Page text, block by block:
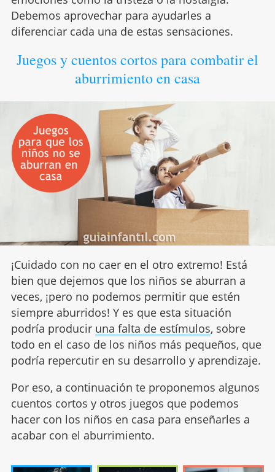
Debemos aprovechar para ayudarles a
diferenciar cada una de estas sensaciones.
Juegos y cuentos cortos para combatir el
aburrimiento en casa
¡Cuidado con no caer en el otro extremo! Está
bien que dejemos que los niños se aburran a
veces, ¡pero no podemos permitir que estén
siempre aburridos! Y es que esta situación
podría producir una falta de estímulos, sobre
todo en el caso de los niños más pequeños, que
podría repercutir en su desarrollo y aprendizaje.
Por eso, a continuación te proponemos algunos
cuentos cortos y otros juegos que podemos
hacer con los niños en casa para enseñarles a
acabar con el aburrimiento.